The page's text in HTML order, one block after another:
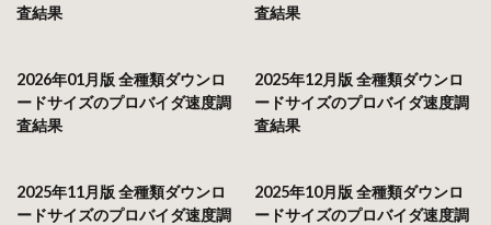
査結果
査結果
2026年01月版 全種類ダウンロ
ードサイズのプロバイダ速度調
査結果
2025年12月版 全種類ダウンロ
ードサイズのプロバイダ速度調
査結果
2025年11月版 全種類ダウンロ
ードサイズのプロバイダ速度調
2025年10月版 全種類ダウンロ
ードサイズのプロバイダ速度調